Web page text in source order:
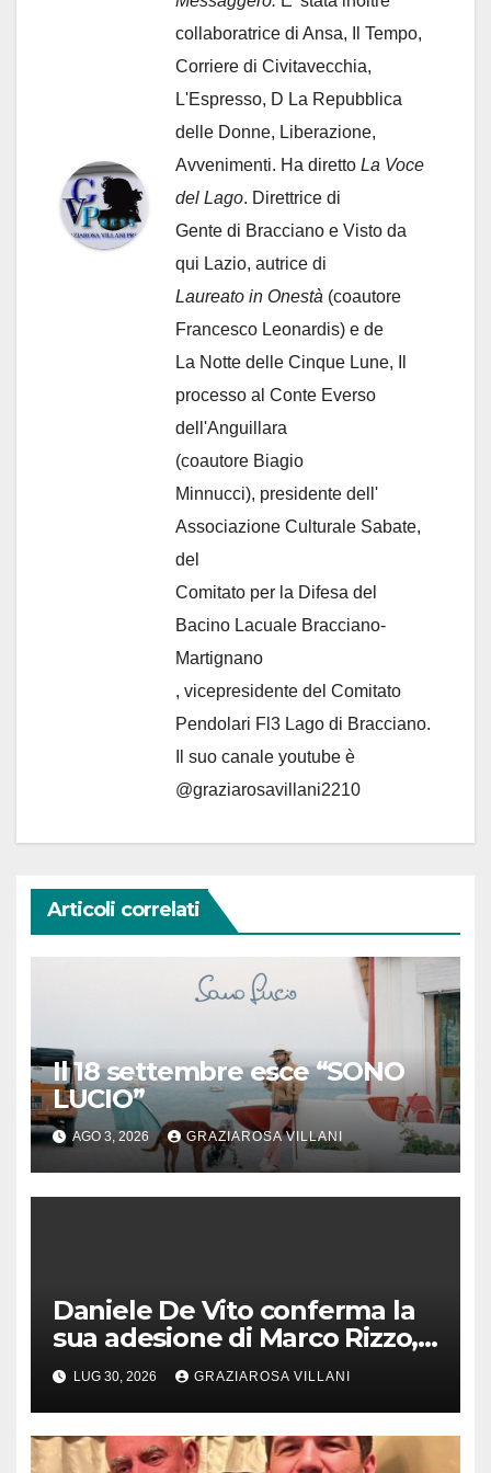
collaboratrice di Ansa, Il Tempo,
Corriere di Civitavecchia,
L'Espresso, D La Repubblica
delle Donne, Liberazione,
Avvenimenti. Ha diretto La Voce
del Lago. Direttrice di
Gente di Bracciano e Visto da
qui Lazio, autrice di
Laureato in Onestà (coautore
Francesco Leonardis) e de
La Notte delle Cinque Lune, Il
processo al Conte Everso
dell'Anguillara
(coautore Biagio
Minnucci), presidente dell'
Associazione Culturale Sabate,
del
Comitato per la Difesa del
Bacino Lacuale Bracciano-
Martignano
, vicepresidente del Comitato
Pendolari Fl3 Lago di Bracciano.
Il suo canale youtube è
@graziarosavillani2210
Articoli correlati
Il 18 settembre esce “SONO
LUCIO”
AGO 3, 2026 GRAZIAROSA VILLANI
Daniele De Vito conferma la
sua adesione di Marco Rizzo,
nel rispetto delle decisioni
del 1° Congress
LUG 30, 2026 GRAZIAROSA VILLANI